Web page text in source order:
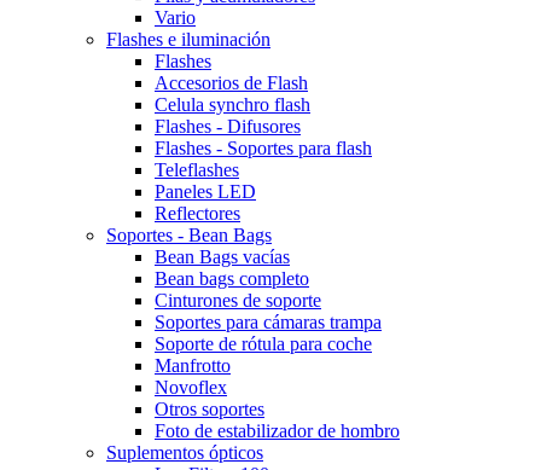
Vario
Flashes e iluminación
Flashes
Accesorios de Flash
Celula synchro flash
Flashes - Difusores
Flashes - Soportes para flash
Teleflashes
Paneles LED
Reflectores
Soportes - Bean Bags
Bean Bags vacías
Bean bags completo
Cinturones de soporte
Soportes para cámaras trampa
Soporte de rótula para coche
Manfrotto
Novoflex
Otros soportes
Foto de estabilizador de hombro
Suplementos ópticos